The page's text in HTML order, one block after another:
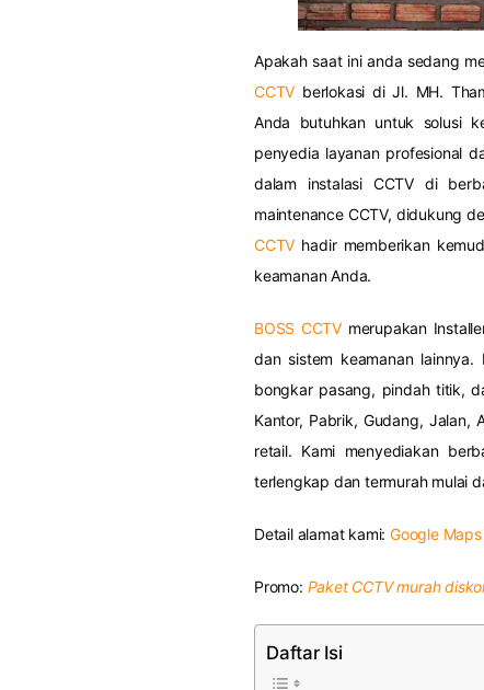
Apakah saat ini anda sedang
CCTV berlokasi di Jl. MH.
Anda butuhkan untuk solusi
penyedia layanan profesional
dalam instalasi CCTV di
maintenance CCTV, didukung
CCTV hadir memberikan
keamanan Anda.
BOSS CCTV merupakan
dan sistem keamanan lainnya.
bongkar pasang, pindah titik,
Kantor, Pabrik, Gudang, Jalan,
retail. Kami menyediakan
terlengkap dan termurah mulai
Detail alamat kami:Google
Promo: Paket CCTV murah
Daftar Isi